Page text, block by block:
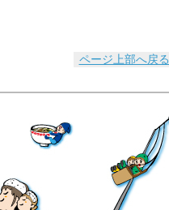
ページ上部へ戻る